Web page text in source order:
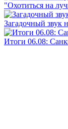
"Охотиться на
Загадочный звук
Итоги 06.08: